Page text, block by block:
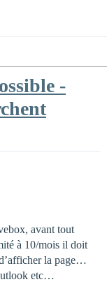
-
avant tout
à 10/mois il doit
la page…
etc…